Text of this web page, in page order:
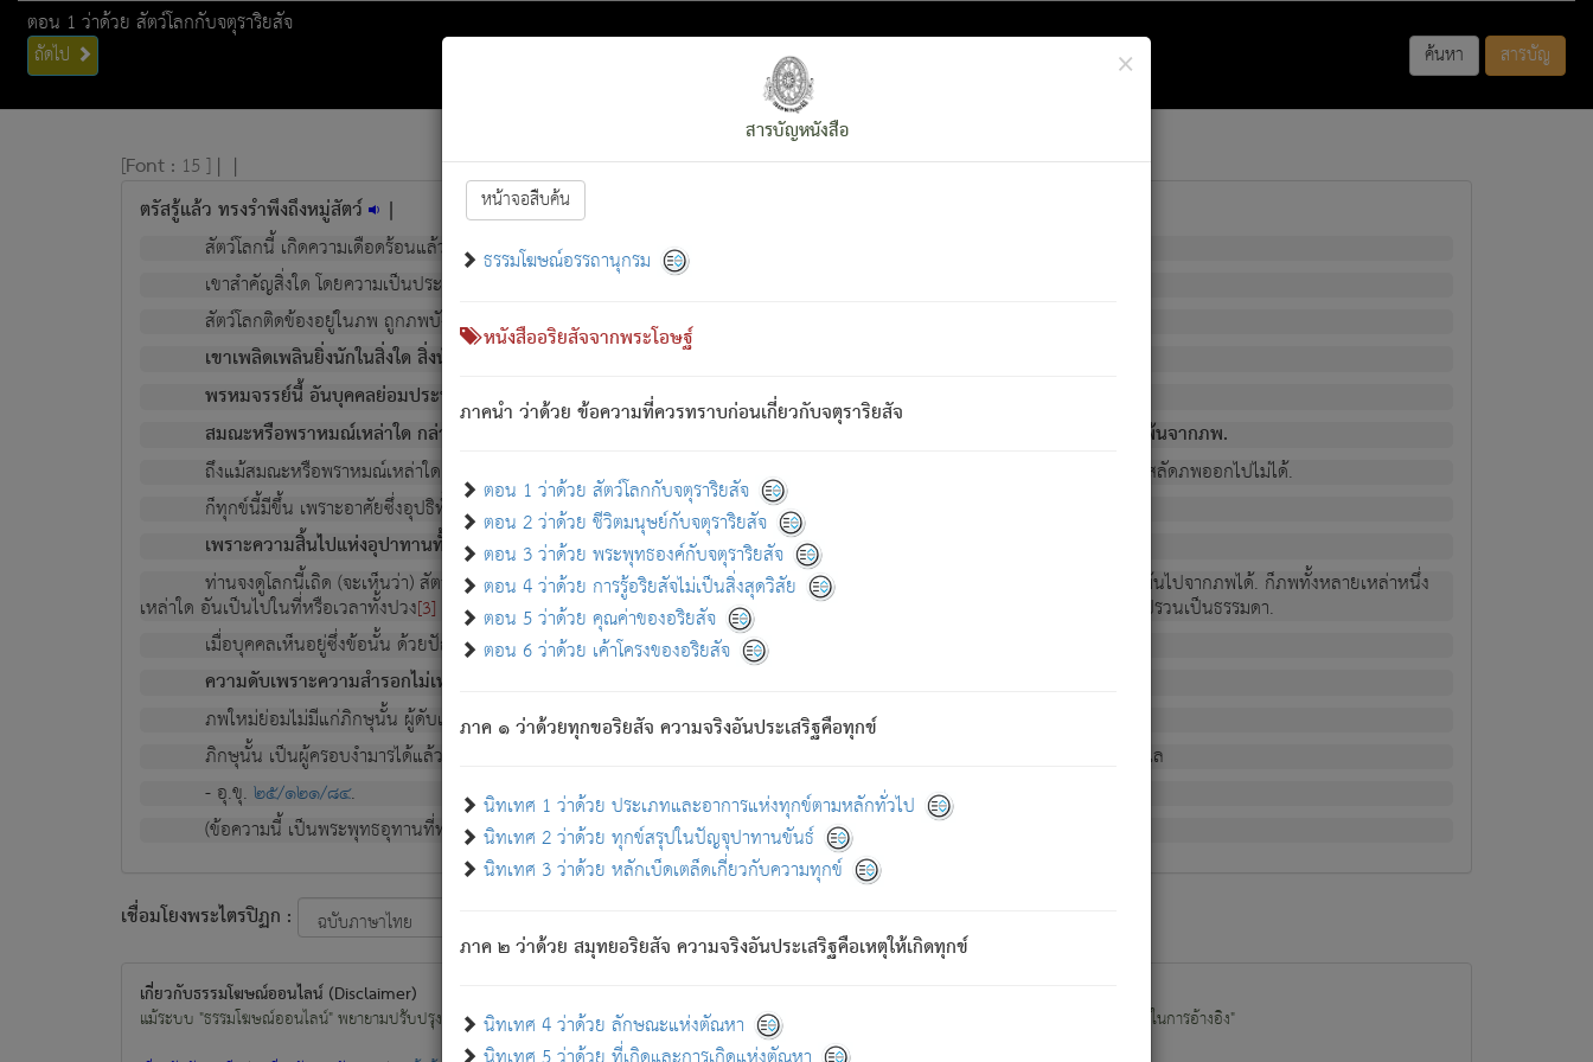
ตอน 1 ว่าด้วย สัตว์โลกกับจตุราริยสัจ
ถัดไป ค้นหา สารบัญ
×
สารบัญหนังสือ
หน้าจอสืบค้น
ธรรมโฆษณ์อรรถานุกรม
หนังสืออริยสัจจากพระโอษฐ์
ภาคนำ ว่าด้วย ข้อความที่ควรทราบก่อนเกี่ยวกับจตุราริยสัจ
ตอน 1 ว่าด้วย สัตว์โลกกับจตุราริยสัจ
ตอน 2 ว่าด้วย ชีวิตมนุษย์กับจตุราริยสัจ
ตอน 3 ว่าด้วย พระพุทธองค์กับจตุราริยสัจ
ตอน 4 ว่าด้วย การรู้อริยสัจไม่เป็นสิ่งสุดวิสัย
ตอน 5 ว่าด้วย คุณค่าของอริยสัจ
ตอน 6 ว่าด้วย เค้าโครงของอริยสัจ
ภาค ๑ ว่าด้วยทุกขอริยสัจ ความจริงอันประเสริฐคือทุกข์
นิทเทศ 1 ว่าด้วย ประเภทและอาการแห่งทุกข์ตามหลักทั่วไป
นิทเทศ 2 ว่าด้วย ทุกข์สรุปในปัญจุปาทานขันธ์
นิทเทศ 3 ว่าด้วย หลักเบ็ดเตล็ดเกี่ยวกับความทุกข์
ภาค ๒ ว่าด้วย สมุทยอริยสัจ ความจริงอันประเสริฐคือเหตุให้เกิดทุกข์
นิทเทศ 4 ว่าด้วย ลักษณะแห่งตัณหา
[Font : 15 ] | |
ตรัสรู้แล้ว ทรงรำพึงถึงหมู่สัตว์ |
สัตว์โลกนี้ เกิดความเดือดร้อนแล้ว มีผัสสะบังหน้า[1]ย่อมกล่าวซึ่งโรค (ความเสียดแทง) นั้นโดยความเป็นตัวเป็นตน
เขาสำคัญสิ่งใด โดยความเป็นประการใด แต่สิ่งนั้นย่อมเป็น (ตามที่เป็นจริง) โดยประการอื่นจากที่เขาสำคัญนั้น
สัตว์โลกติดข้องอยู่ในภพ ถูกภพบังหน้าแล้ว มีภพโดยความเป็นอย่างอื่น (จากที่มันเป็นอยู่จริง) จึงได้เพลิดเพลินยิ่งนักในภพนั้น
เขาเพลิดเพลินยิ่งนักในสิ่งใด สิ่งนั้นเป็นภัย (ที่เขาไม่รู้จัก) : เขากลัวต่อสิ่งใดสิ่งนั้นเป็นทุกข์
พรหมจรรย์นี้ อันบุคคลย่อมประพฤติ ก็เพื่อการละขาดซึ่งภพ.
สมณะหรือพราหมณ์เหล่าใด กล่าวความหลุดพ้นจากภพว่ามีได้เพราะภพ เรากล่าวว่า สมณะหรือพราหมณ์ทั้งปวงนั้น มิใช่ผู้หลดพ้นจากภพ.
ถึงแม้สมณะหรือพราหมณ์เหล่าใด กล่าวความออกไปได้จากภพ ว่ามีได้เพราะวิภพ[2]
: เรากล่าวว่า สมณะหรือพราหมณ์ทั้งปวงนั้น ก็ยังสลัดภพออกไปไม่ได้.
ก็ทุกข์นี้มีขึ้น เพราะอาศัยซึ่งอุปธิทั้งปวง.
เพราะความสิ้นไปแห่งอุปาทานทั้งปวง ความเกิดขึ้นแห่งทุกข์จึงไม่มี.
ท่านจงดูโลกนี้เถิด (จะเห็นว่า) สัตว์ทั้งหลายอันอวิชาหนาแน่นบังหนาแล้ว; และว่า สัตว์ผู้ยินดีในภพอันเป็นแล้วนั้น ย่อมไม่เป็นผู้หลุดพ้นไปจากภพได้. ก็ภพทั้งหลายเหล่าหนึ่ง
เหล่าใด อันเป็นไปในที่หรือเวลาทั้งปวง[3] เพื่อความมีแห่งประโยชน์โดยประการทั้งปวง; ภพทั้งหลายทั้งหมดนั้น ไม่เที่ยง เป็นทุกข์ มีความแปรปรวนเป็นธรรมดา.
เมื่อบุคคลเห็นอยู่ซึ่งข้อนั้น ด้วยปัญญาอันชอบตามที่เป็นจริงอย่างนี้อยู่; เขาย่อมละภวตัณหาได้ และไม่เพลิดเพลินวิภวตัณหาด้วย.
ความดับเพราะความสำรอกไม่เหลือ (แห่งภพทั้งหลาย) เพราะความสิ้นไปแห่งตัณหาโดยประการทั้งปวง นั้นคือนิพพาน.
ภพใหม่ย่อมไม่มีแก่ภิกษุนั้น ผู้ดับเย็นสนิทแล้ว เพราะไม่มีความยึดมั่น
ภิกษุนั้น เป็นผู้ครอบงำมารได้แล้ว ชนะสงครามแล้ว ก้าวล่วงภพทั้งหลายทั้งปวงได้แล้ว เป็นผู้คงที่ (คือไม่เปลี่ยนแปลงอีกต่อไป). ดังนี้แล
- อุ.ขุ.๒๕/๑๒๑/๘๔.
(ข้อความนี้ เป็นพระพุทธอุทานที่ทรงเปล่งออก ที่โคนต้นโพธิ์เป็นที่ตรัสรู้ เมื่อตรัสรู้แล้วได้ 7 วัน)
เชื่อมโยงพระไตรปิฏก :
เกี่ยวกับธรรมโฆษณ์ออนไลน์ (Disclaimer)
แม้ระบบ "ธรรมโฆษณ์ออนไลน์" พยายามปรับปรุงข้อมูลให้ถูกต้องมากที่สุด ผู้ศึกษาก็พึงตรวจสอบกับตัวเล่มหนังสือต้นฉบับ ที่มีการพิมพ์ครั้งล่าสุด ก่อนนำข้อมูลไปใช้ในการอ้างอิง"